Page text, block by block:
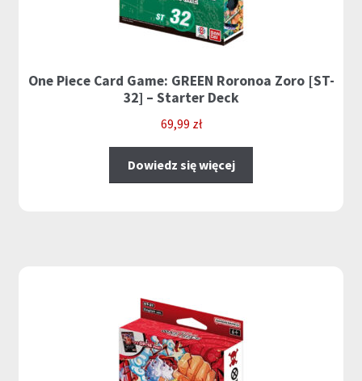
One Piece Card Game: GREEN Roronoa Zoro [ST-
32] – Starter Deck
69,99 zł
Dowiedz się więcej